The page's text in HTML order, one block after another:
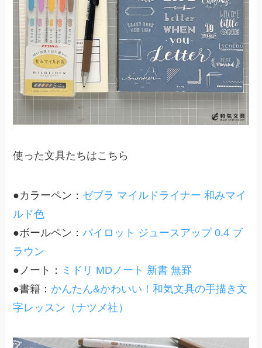
使った文具たちはこちら
●カラーペン： ゼブラ マイルドライナー 和みマイ
ルド色
●ボールペン：パイロット ジュースアップ 0.4 ブ
ラウン
●ノート： ミドリ MDノート 新書 無罫
●書籍： かんたん&かわいい！和気文具の手描き文
字レッスン（ナツメ社）